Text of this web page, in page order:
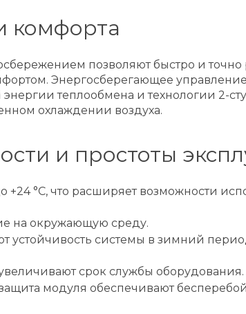
комфорта
позволяют быстро и точно
Энергосберегающее
теплообмена и технологии 2-
охлаждении воздуха.
и простоты
°C, что расширяет возможности
на окружающую среду.
устойчивость системы в зимний
срок службы оборудования.
модуля обеспечивают